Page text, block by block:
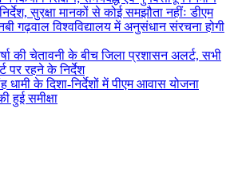
सुरक्षा मानकों से कोई समझौता नहींः डीएम
गढ़वाल विश्वविद्यालय में अनुसंधान संरचना होगी
की चेतावनी के बीच जिला प्रशासन अलर्ट, सभी
पर रहने के निर्देश
धामी के दिशा-निर्देशों में पीएम आवास योजना
हुई समीक्षा